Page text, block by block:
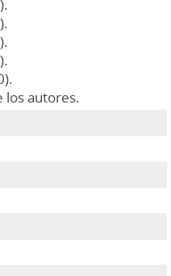
los autores.